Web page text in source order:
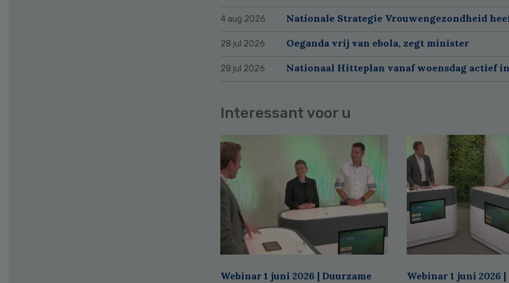
4 aug 2026 Nationale Strategie Vrouwengezondheid
28 jul 2026 Oeganda vrij van ebola, zegt minister
28 jul 2026 Nationaal Hitteplan vanaf woensdag actief
Interessant voor u
Webinar 1 juni 2026 | Duurzame Webinar 1 juni 2026